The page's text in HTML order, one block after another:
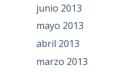
junio 2013
mayo 2013
abril 2013
marzo 2013